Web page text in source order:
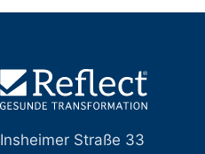
Insheimer Straße 33